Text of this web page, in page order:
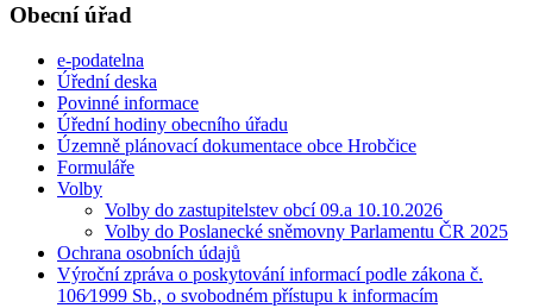
Obecní úřad
e-podatelna
Úřední deska
Povinné informace
Úřední hodiny obecního úřadu
Územně plánovací dokumentace obce Hrobčice
Formuláře
Volby
Volby do zastupitelstev obcí 09.a 10.10.2026
Volby do Poslanecké sněmovny Parlamentu ČR 2025
Ochrana osobních údajů
Výroční zpráva o poskytování informací podle zákona č.
106⁄1999 Sb., o svobodném přístupu k informacím